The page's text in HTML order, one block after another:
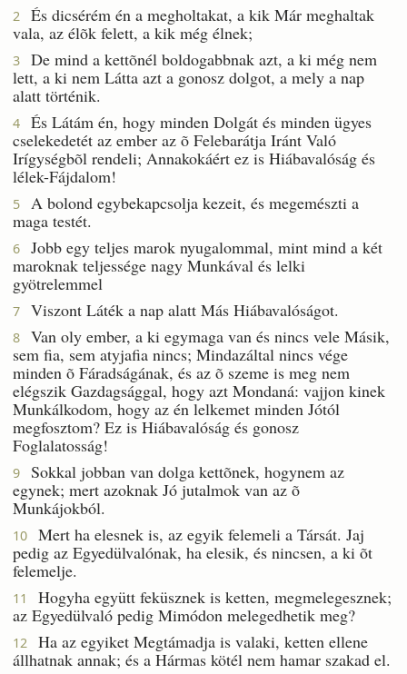
2
És dicsérém én a megholtakat, a kik Már meghaltak
vala, az élõk felett, a kik még élnek;
3
De mind a kettõnél boldogabbnak azt, a ki még nem
lett, a ki nem Látta azt a gonosz dolgot, a mely a nap
alatt történik.
4
És Látám én, hogy minden Dolgát és minden ügyes
cselekedetét az ember az õ Felebarátja Iránt Való
Irígységbõl rendeli; Annakokáért ez is Hiábavalóság és
lélek-Fájdalom!
5
A bolond egybekapcsolja kezeit, és megemészti a
maga testét.
6
Jobb egy teljes marok nyugalommal, mint mind a két
maroknak teljessége nagy Munkával és lelki
gyötrelemmel
7 Viszont Láték a nap alatt Más Hiábavalóságot.
8
Van oly ember, a ki egymaga van és nincs vele Másik,
sem fia, sem atyjafia nincs; Mindazáltal nincs vége
minden õ Fáradságának, és az õ szeme is meg nem
elégszik Gazdagsággal, hogy azt Mondaná: vajjon kinek
Munkálkodom, hogy az én lelkemet minden Jótól
megfosztom? Ez is Hiábavalóság és gonosz
Foglalatosság!
9
Sokkal jobban van dolga kettõnek, hogynem az
egynek; mert azoknak Jó jutalmok van az õ
Munkájokból.
10
Mert ha elesnek is, az egyik felemeli a Társát. Jaj
pedig az Egyedülvalónak, ha elesik, és nincsen, a ki õt
felemelje.
11
Hogyha együtt feküsznek is ketten, megmelegesznek;
az Egyedülvaló pedig Mimódon melegedhetik meg?
12
Ha az egyiket Megtámadja is valaki, ketten ellene
állhatnak annak; és a Hármas kötél nem hamar szakad el.